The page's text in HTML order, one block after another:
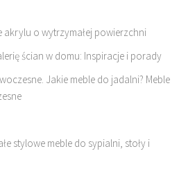
akrylu o wytrzymałej powierzchni
ścian w domu: Inspiracje i porady
Jakie meble do jadalni? Meble
stylowe meble do sypialni, stoły i